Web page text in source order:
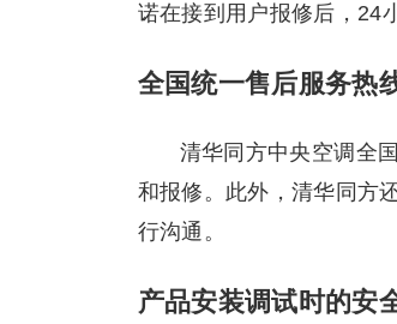
诺在接到用户报修后，24
全国统一售后服务热
清华同方中央空调全
和报修。此外，清华同方
行沟通。
产品安装调试时的安